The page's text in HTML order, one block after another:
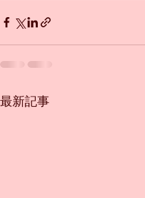
最新記事